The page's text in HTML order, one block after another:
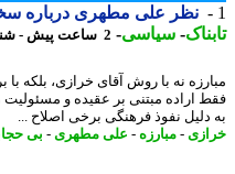
نظر علی مطهری درباره
-سیاسی-2 ساعت پیش - شنبه 17 مرداد 1405، 19:20
نه با روش آقای خرازی، بلکه با
اراده مبتنی بر عقیده و مسئولیت می
نفوذ فرهنگی برخی اصلاح ...
- مبارزه- علی مطهری- بی حجابی-